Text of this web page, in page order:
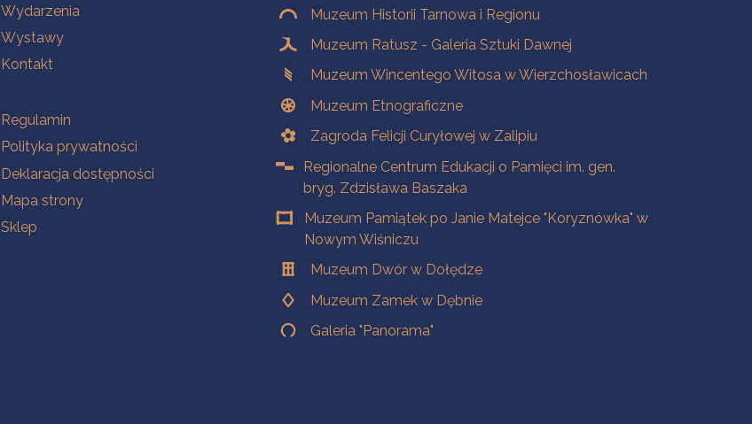
Wydarzenia
Wystawy
Kontakt
Na skróty
Regulamin
Polityka prywatności
Deklaracja dostępności
Mapa strony
Sklep
Muzeum Historii Tarnowa i Regionu
Muzeum Ratusz - Galeria Sztuki Dawnej
Muzeum Wincentego Witosa w Wierzchosławicach
Muzeum Etnograficzne
Zagroda Felicji Curyłowej w Zalipiu
Regionalne Centrum Edukacji o Pamięci im. gen.
bryg. Zdzisława Baszaka
Muzeum Pamiątek po Janie Matejce "Koryznówka" w
Nowym Wiśniczu
Muzeum Dwór w Dołędze
Muzeum Zamek w Dębnie
Galeria "Panorama"